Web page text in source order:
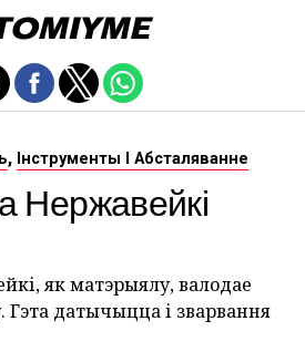
, Інструменты І Абсталяванне
Нержавейкі
як матэрыялу, валодае
Гэта датычыцца і зварвання